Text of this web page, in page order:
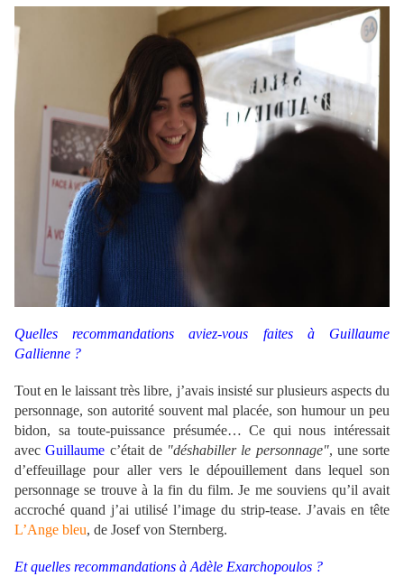
Quelles recommandations aviez-vous faites à Guillaume
Gallienne ?
Tout en le laissant très libre, j’avais insisté sur plusieurs aspects du
personnage, son autorité souvent mal placée, son humour un peu
bidon, sa toute-puissance présumée… Ce qui nous intéressait
avecGuillaume c’était de "déshabiller le personnage", une sorte
d’effeuillage pour aller vers le dépouillement dans lequel son
personnage se trouve à la fin du film. Je me souviens qu’il avait
accroché quand j’ai utilisé l’image du strip-tease. J’avais en tête
L’Ange bleu, de Josef von Sternberg.
Et quelles recommandations à Adèle Exarchopoulos ?